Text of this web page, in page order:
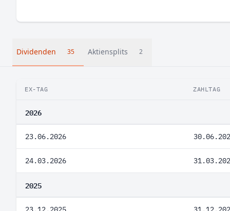
Dividenden 35 Aktiensplits 2
EX-TAG ZAHLTAG
2026
23.06.2026
24.03.2026
2025